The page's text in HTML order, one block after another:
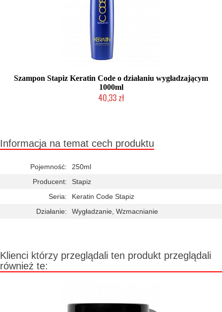
Szampon Stapiz Keratin Code o działaniu wygładzającym
1000ml
40,33 zł
Informacja na temat cech produktu
Pojemność:
250ml
Producent:
Stapiz
Seria:
Keratin Code Stapiz
Działanie:
Wygładzanie, Wzmacnianie
Klienci którzy przeglądali ten produkt przeglądali
również te: